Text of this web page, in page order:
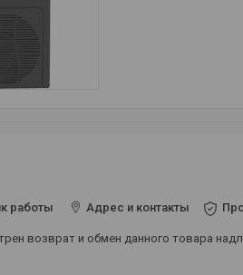
работы Адрес и контакты
возврат и обмен данного товара